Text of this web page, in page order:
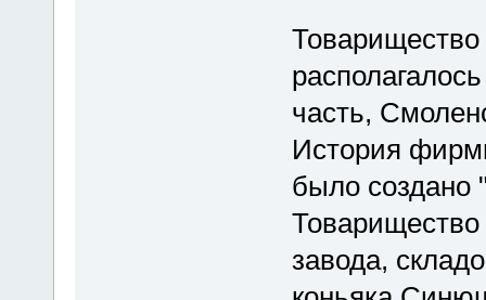
часть,
История
было создано
Товарищество
завода,